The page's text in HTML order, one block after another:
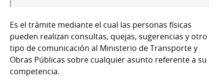
Es el trámite mediante el cual las personas físicas
pueden realizan consultas, quejas, sugerencias y otro
tipo de comunicación al Ministerio de Transporte y
Obras Públicas sobre cualquier asunto referente a su
competencia.